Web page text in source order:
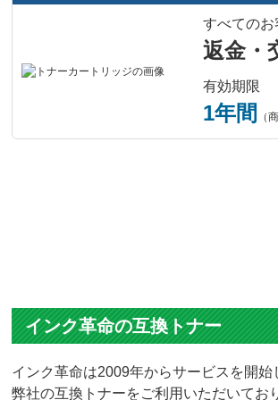
すべてのお
返金・
有効期限
1年間 （
インク革命の互換トナー
インク革命は2009年からサービスを開
弊社の互換トナーをご利用いただいてお